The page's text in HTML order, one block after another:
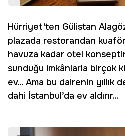
Hürriyet'ten Gülistan
plazada restorandan
havuza kadar otel
sunduğu imkânlarla birçok
ev... Ama bu dairenin yıllık
dahi İstanbul’da ev aldırır...